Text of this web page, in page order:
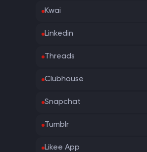
Kwai
Linkedin
Threads
Clubhouse
Snapchat
Tumblr
Likee App